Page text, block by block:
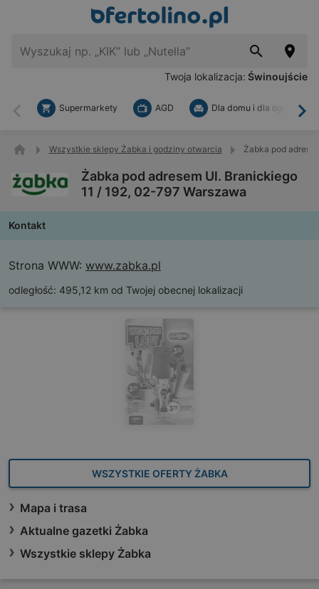
Twoja lokalizacja: Świnoujście
Wstecz
Supermarkety AGD Dla domu i dla ogrodu
Wszystkie sklepy Żabka i godziny otwarcia Żabka pod
Żabka pod adresem Ul. Branickiego
11 / 192, 02-797 Warszawa
Kontakt
Strona WWW: www.zabka.pl
odległość: 495,12 km od Twojej obecnej lokalizacji
WSZYSTKIE OFERTY ŻABKA
Mapa i trasa
Aktualne gazetki Żabka
Wszystkie sklepy Żabka